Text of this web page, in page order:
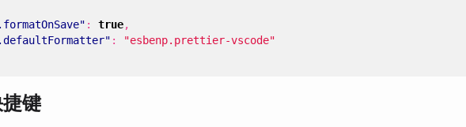
: true,
: "esbenp.prettier-vscode"
键